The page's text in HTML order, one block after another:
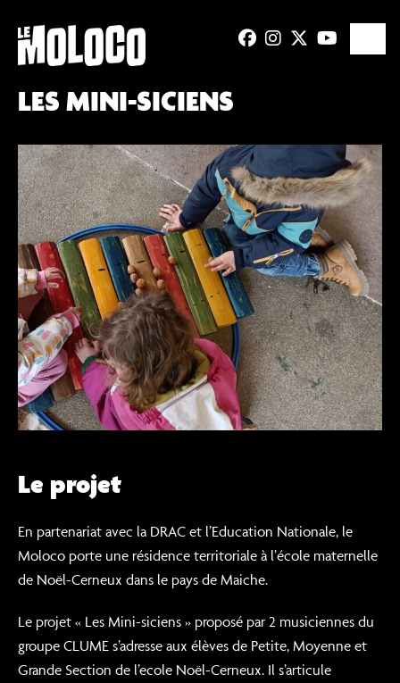
LES MINI-SICIENS
Le projet
En partenariat avec la DRAC et l’Education Nationale, le
Moloco porte une résidence territoriale à l’école maternelle
de Noël-Cerneux dans le pays de Maiche.
Le projet « Les Mini-siciens » proposé par 2 musiciennes du
groupe CLUME s’adresse aux élèves de Petite, Moyenne et
Grande Section de l’ecole Noël-Cerneux. Il s’articule